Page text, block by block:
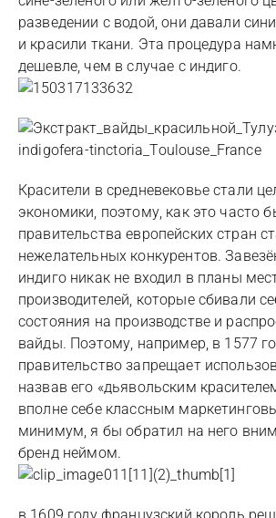
разведении с водой, они давали
и красили ткани. Эта процедура
дешевле, чем в случае с индиго.
Красители в средневековье стали
экономики, поэтому, как это часто
правительства европейских стран
нежелательных конкурентов.
индиго никак не входил в планы
производителей, которые сбивали
состояния на производстве и
вайды. Поэтому, например, в 1577
правительство запрещает
назвав его «дьявольским
вполне себе классным
минимум, я бы обратил на него
бренд неймом.